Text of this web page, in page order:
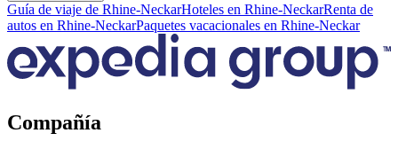
Guía de viaje de Rhine-NeckarHoteles en Rhine-NeckarRenta de
autos en Rhine-NeckarPaquetes vacacionales en Rhine-Neckar
Compañía